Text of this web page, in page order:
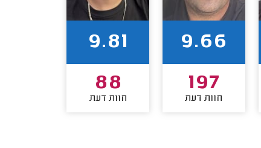
9.66
197
חוות דעת
9.81
88
חוות דעת